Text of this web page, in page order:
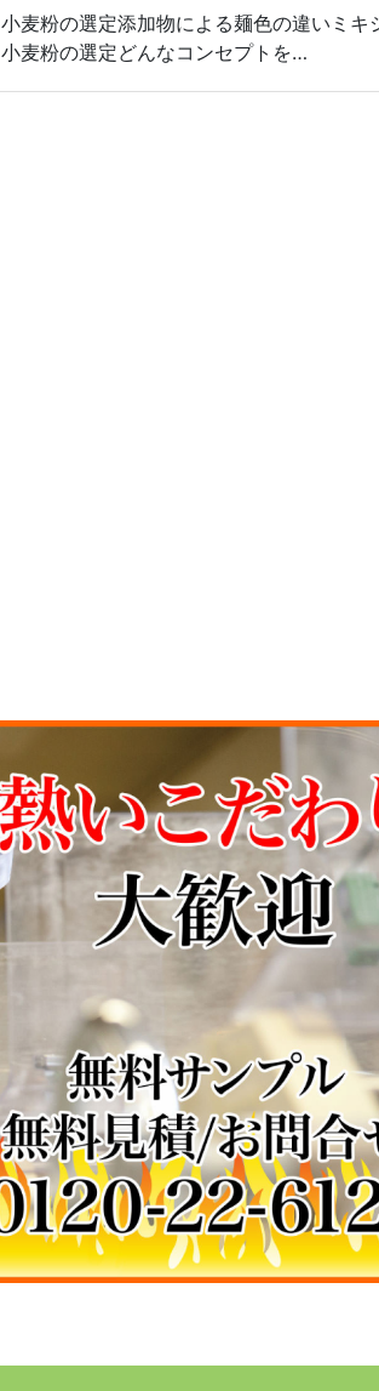
小麦粉の選定添加物による麺色の違いミキ
小麦粉の選定どんなコンセプトを…